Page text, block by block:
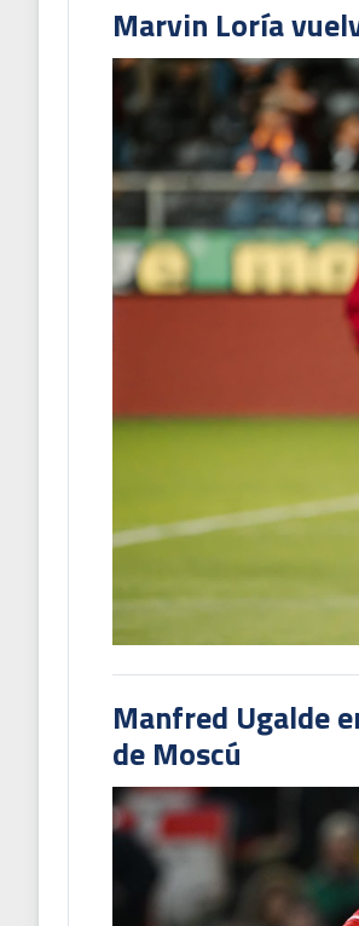
Marvin Loría
Manfred Ugalde
de Moscú